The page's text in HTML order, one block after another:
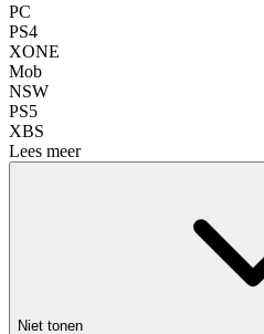
PC
PS4
XONE
Mob
NSW
PS5
XBS
Lees meer
Niet tonen